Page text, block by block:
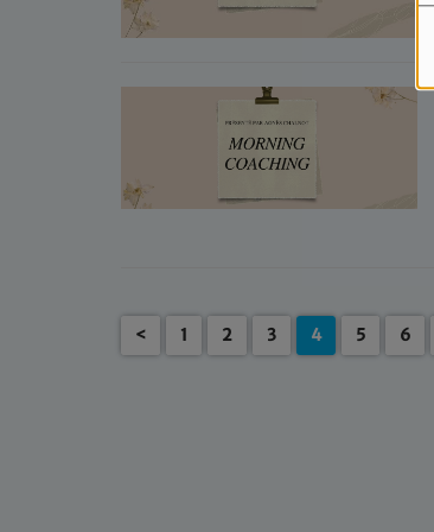
< 1 2 3 4 5 6